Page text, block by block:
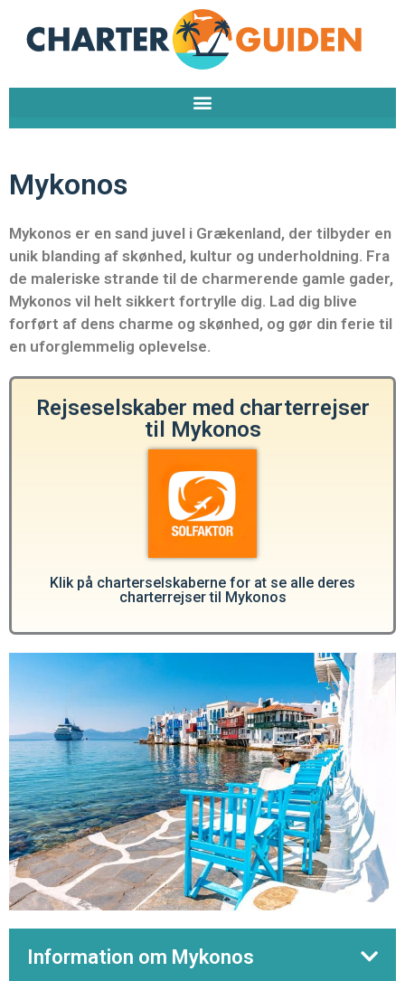
indholdet
Mykonos
Mykonos er en sand juvel i Grækenland, der tilbyder en
unik blanding af skønhed, kultur og underholdning. Fra
de maleriske strande til de charmerende gamle gader,
Mykonos vil helt sikkert fortrylle dig. Lad dig blive
forført af dens charme og skønhed, og gør din ferie til
en uforglemmelig oplevelse.
Rejseselskaber med charterrejser
til Mykonos
Klik på charterselskaberne for at se alle deres
charterrejser til Mykonos
Information om Mykonos